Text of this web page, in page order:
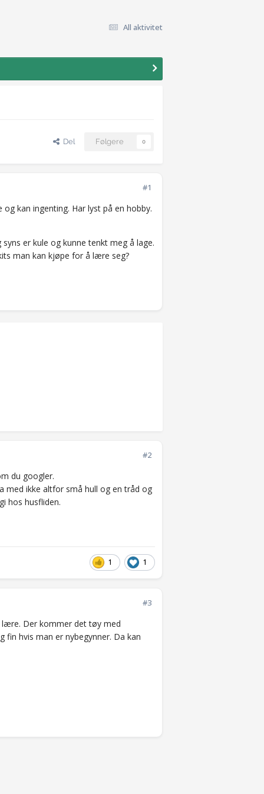
All aktivitet
Del Følgere 0
#1
kan ingenting. Har lyst på en hobby.
er kule og kunne tenkt meg å lage.
man kan kjøpe for å lære seg?
#2
du googler.
med ikke altfor små hull og en tråd og
hos husfliden.
1 1
#3
lære. Der kommer det tøy med
fin hvis man er nybegynner. Da kan